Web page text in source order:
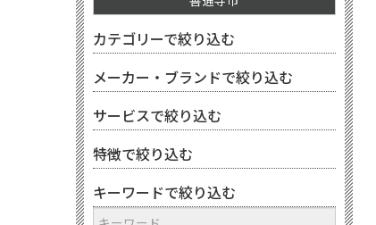
カテゴリーで絞り込む
メーカー・ブランドで絞り込む
サービスで絞り込む
特徴で絞り込む
キーワードで絞り込む